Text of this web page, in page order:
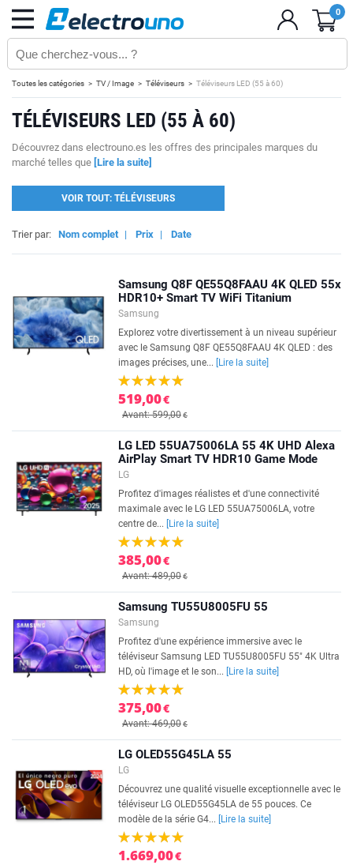
0
Toutes les catégories TV / Image Téléviseurs Téléviseurs LED (55 à 60)
TÉLÉVISEURS LED (55 À 60)
Découvrez dans electrouno.es les offres des principales marques du
marché telles que [Lire la suite]
VOIR TOUT: TÉLÉVISEURS
Trier par: Nom complet | Prix | Date
Samsung Q8F QE55Q8FAAU 4K QLED 55x
HDR10+ Smart TV WiFi Titanium
Samsung
Explorez votre divertissement à un niveau supérieur
avec le Samsung Q8F QE55Q8FAAU 4K QLED : des
images précises, une...
[Lire la suite]
519,00€
Avant: 599,00€
LG LED 55UA75006LA 55 4K UHD Alexa
AirPlay Smart TV HDR10 Game Mode
LG
Profitez d'images réalistes et d'une connectivité
maximale avec le LG LED 55UA75006LA, votre
centre de...
[Lire la suite]
385,00€
Avant: 489,00€
Samsung TU55U8005FU 55
Samsung
Profitez d'une expérience immersive avec le
téléviseur Samsung LED TU55U8005FU 55" 4K Ultra
HD, où l'image et le son...
[Lire la suite]
375,00€
Avant: 469,00€
LG OLED55G45LA 55
LG
Découvrez une qualité visuelle exceptionnelle avec le
téléviseur LG OLED55G45LA de 55 pouces. Ce
modèle de la série G4...
[Lire la suite]
1.669,00€